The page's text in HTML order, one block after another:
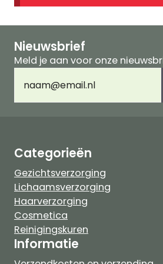
Nieuwsbrief
Meld je aan voor onze
mailadres(Vereist)
Categorieën
Gezichtsverzorging
Lichaamsverzorging
Haarverzorging
Cosmetica
Reinigingskuren
Informatie